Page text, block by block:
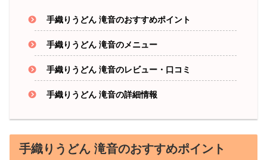
手織りうどん 滝音のおすすめポイント
手織りうどん 滝音のメニュー
手織りうどん 滝音のレビュー・口コミ
手織りうどん 滝音の詳細情報
手織りうどん 滝音のおすすめポイント